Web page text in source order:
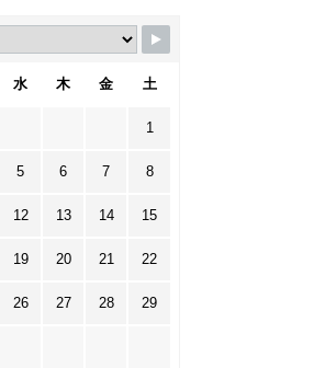
水 木 金 土
1
5 6 7 8
12 13 14 15
19 20 21 22
26 27 28 29